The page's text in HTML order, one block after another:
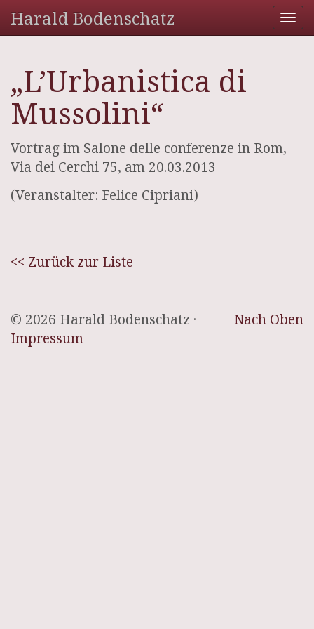
Harald Bodenschatz
„L’Urbanistica di
Mussolini“
Vortrag im Salone delle conferenze in Rom,
Via dei Cerchi 75, am 20.03.2013
(Veranstalter: Felice Cipriani)
<< Zurück zur Liste
Nach Oben
© 2026 Harald Bodenschatz ·
Impressum